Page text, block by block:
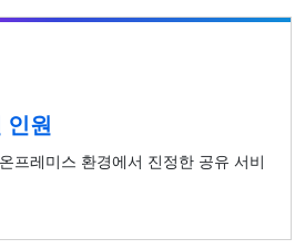
인원
프레미스 환경에서 진정한 공유 서비